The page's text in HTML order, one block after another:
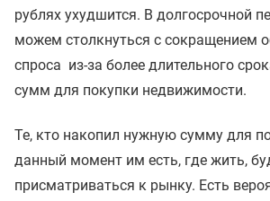
рублях ухудшится. В долгосрочной
можем столкнуться с сокращением
спроса из-за более длительного
сумм для покупки недвижимости.
Те, кто накопил нужную сумму для
данный момент им есть, где жить,
присматриваться к рынку. Есть